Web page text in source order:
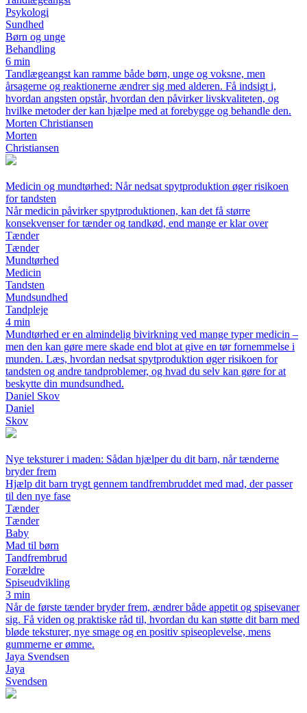
Psykologi
Sundhed
Børn og unge
Behandling
6 min
Tandlægeangst kan ramme både børn, unge og voksne, men
årsagerne og reaktionerne ændrer sig med alderen. Få indsigt i,
hvordan angsten opstår, hvordan den påvirker livskvaliteten, og
hvilke metoder der kan hjælpe med at forebygge og behandle den.
Morten Christiansen
Morten
Christiansen
Medicin og mundtørhed: Når nedsat spytproduktion øger risikoen
for tandsten
Når medicin påvirker spytproduktionen, kan det få større
konsekvenser for tænder og tandkød, end mange er klar over
Tænder
Tænder
Mundtørhed
Medicin
Tandsten
Mundsundhed
Tandpleje
4 min
Mundtørhed er en almindelig bivirkning ved mange typer medicin –
men den kan gøre mere skade end blot at give en tør fornemmelse i
munden. Læs, hvordan nedsat spytproduktion øger risikoen for
tandsten og andre tandproblemer, og hvad du selv kan gøre for at
beskytte din mundsundhed.
Daniel Skov
Daniel
Skov
Nye teksturer i maden: Sådan hjælper du dit barn, når tænderne
bryder frem
Hjælp dit barn trygt gennem tandfrembruddet med mad, der passer
til den nye fase
Tænder
Tænder
Baby
Mad til børn
Tandfrembrud
Forældre
Spiseudvikling
3 min
Når de første tænder bryder frem, ændrer både appetit og spisevaner
sig. Få viden og praktiske råd til, hvordan du kan støtte dit barn med
bløde teksturer, nye smage og en positiv spiseoplevelse, mens
gummerne er ømme.
Jaya Svendsen
Jaya
Svendsen